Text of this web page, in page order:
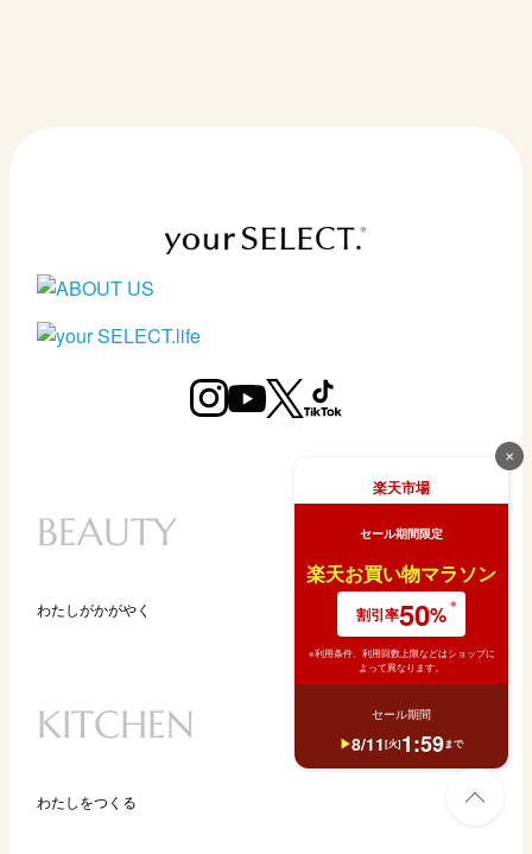
BEAUTY
わたしがかがやく
コスメ
KITCHEN
わたしをつくる
✕
楽天市場
セール期間限定
楽天お買い物マラソン
割引率50%
※利用条件、利用回数上限などはショップに
よって異なります。
セール期間
8/11[火]1:59まで